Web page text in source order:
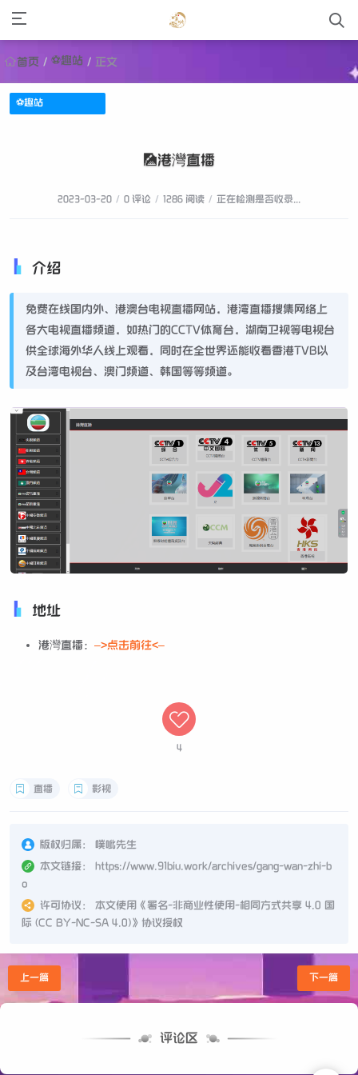
首页 / ⚽趣站 / 正文
⚽趣站
🎑港灣直播
2023-03-20 / 0 评论 / 1286 阅读 / 正在检测是否收录...
介绍
免费在线国内外、港澳台电视直播网站，港湾直播搜集网络上
各大电视直播频道，如热门的CCTV体育台，湖南卫视等电视台
供全球海外华人线上观看，同时在全世界还能收看香港TVB以
及台湾电视台、澳门频道、韩国等等频道。
地址
港灣直播： –>点击前往<–
4
直播 影视
版权归属：
噗呲先生
本文链接：
https://www.91biu.work/archives/gang-wan-zhi-b
o
许可协议：
本文使用《署名-非商业性使用-相同方式共享 4.0 国
际 (CC BY-NC-SA 4.0)》协议授权
上一篇 下一篇
评论区